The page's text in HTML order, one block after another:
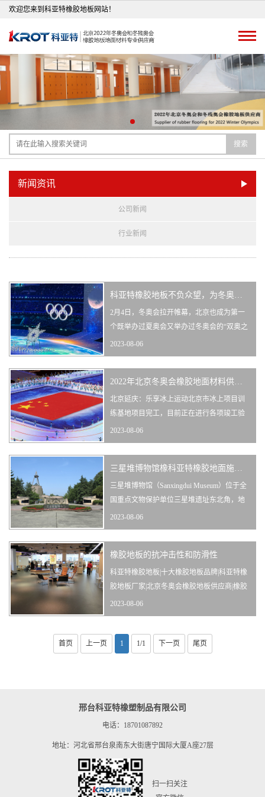
欢迎您来到科亚特橡胶地板网站！
搜索
新闻资讯
公司新闻
行业新闻
科亚特橡胶地板不负众望，为冬奥会画上了美丽多彩的一笔
2月4日，冬奥会拉开帷幕，北京也成为第一
个既举办过夏奥会又举办过冬奥会的“双奥之
城”。历经六年多紧锣密鼓的筹备，那怕是突
如其来的疫情挑战，中国都做好了准备，期
待向世界呈现一届简约、安全、精彩的冬奥
盛会。冬奥会是国家的重点项目，在地材上
的选择有着众多因素的考虑，面对强大的人
流量，它必须是高强度耐磨并具有···
2023-08-06
2022年北京冬奥会橡胶地面材料供应商
北京延庆：乐享冰上运动北京市冰上项目训
练基地项目完工，目前正在进行各项竣工验
收工作，即将投入使用。作为亚洲最大的冰
上项目训练基地，这里将为冬奥健儿提供高
标准训练场所。天圆地方“冰壶”闪耀五洲设
计院项目设计团队从中国古代先哲的思想学
说中汲取设计灵感，依托场馆与妫水河直线
距离不到100米的地理环境优势，按照···
2023-08-06
三星堆博物馆橡科亚特橡胶地面施工完毕
三星堆博物馆（Sanxingdui Museum）位于全
国重点文物保护单位三星堆遗址东北角，地
处历史文化名城四川省广汉市城西鸭子河
畔，南距成都38公里，北距德阳26公里，是
我国一座大型现代化的专题性遗址博物馆。
博物馆于1992年8月奠基，1997年10月正式开
放。三星堆古遗址分布面积12平方公里，距
今已有5000至3000年历史，是迄今在西
2023-08-06
橡胶地板的抗冲击性和防滑性
科亚特橡胶地板|十大橡胶地板品牌|科亚特橡
胶地板厂家|北京冬奥会橡胶地板供应商|橡胶
地板卷材|橡胶地板片材|橡胶地板踏步|橡胶地
板盲道砖
2023-08-06
首页 上一页 1 1/1 下一页 尾页
邢台科亚特橡塑制品有限公司
电话：18701087892
地址：河北省邢台泉南东大街唐宁国际大厦A座27层
扫一扫关注